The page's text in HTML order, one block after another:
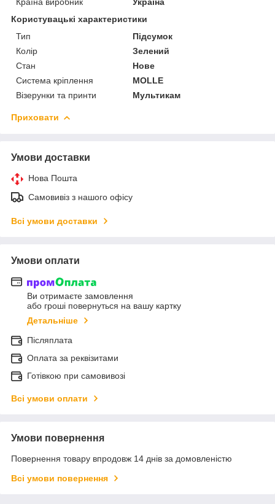
Користувацькі характеристики
Тип
Підсумок
Колір
Зелений
Стан
Нове
Система кріплення
MOLLE
Візерунки та принти
Мультикам
Приховати
Умови доставки
Нова Пошта
Самовивіз з нашого офісу
Всі умови доставки
Умови оплати
Ви отримаєте замовлення
або гроші повернуться на вашу картку
Детальніше
Післяплата
Оплата за реквізитами
Готівкою при самовивозі
Всі умови оплати
Умови повернення
Повернення товару впродовж 14 днів за домовленістю
Всі умови повернення